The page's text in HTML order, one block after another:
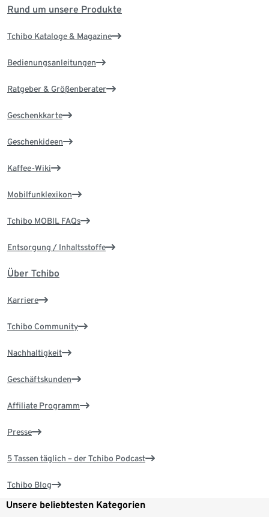
Rund um unsere Produkte
Tchibo Kataloge & Magazine
Bedienungsanleitungen
Ratgeber & Größenberater
Geschenkkarte
Geschenkideen
Kaffee-Wiki
Mobilfunklexikon
Tchibo MOBIL FAQs
Entsorgung / Inhaltsstoffe
Über Tchibo
Karriere
Tchibo Community
Nachhaltigkeit
Geschäftskunden
Affiliate Programm
Presse
5 Tassen täglich – der Tchibo Podcast
Tchibo Blog
Unsere beliebtesten Kategorien